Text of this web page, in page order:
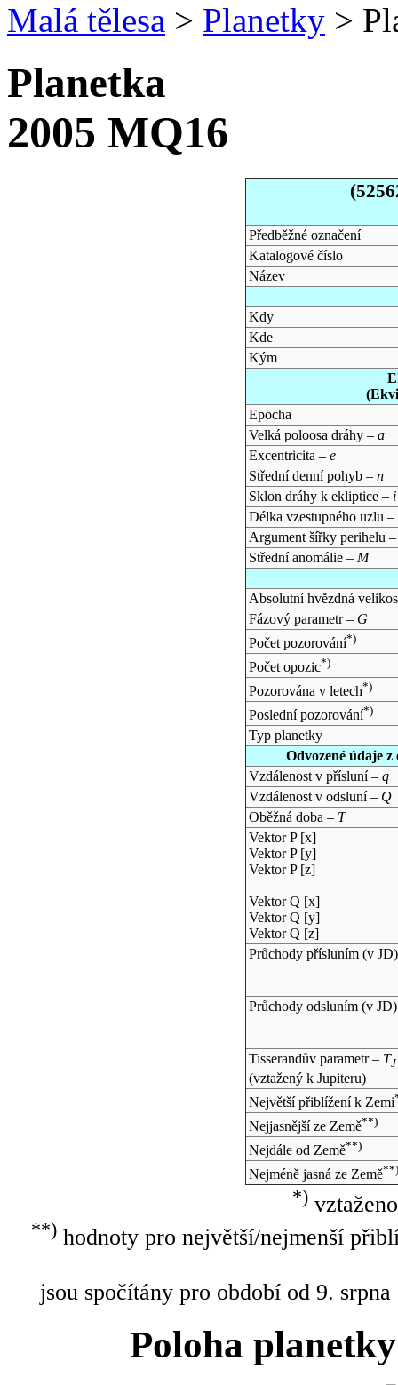
Malá tělesa > Planetky >
Planetka
2005 MQ16
Předběžné označení
Katalogové číslo
Název
Kdy
Kde
Kým
Epocha
Velká poloosa dráhy – a
Excentricita – e
Střední denní pohyb – n
Sklon dráhy k ekliptice – i
Délka vzestupného uzlu –
Argument šířky perihelu
Střední anomálie – M
Absolutní hvězdná
Fázový parametr – G
Počet pozorování*)
Počet opozic*)
Pozorována v letech*)
Poslední pozorování*)
Typ planetky
Odvozené údaje
Vzdálenost v přísluní – q
Vzdálenost v odsluní – Q
Oběžná doba – T
Vektor P [x]
Vektor P [y]
Vektor P [z]
Vektor Q [x]
Vektor Q [y]
Vektor Q [z]
Průchody přísluním (v JD)
Průchody odsluním (v JD)
Tisserandův parametr – TJ
(vztažený k Jupiteru)
Největší přiblížení k Zemi
Nejjasnější ze Země**)
Nejdále od Země**)
Nejméně jasná ze Země**)
*)
**)hodnoty pro největší/nejmenší
jsou spočítány pro období od 9.
Poloha